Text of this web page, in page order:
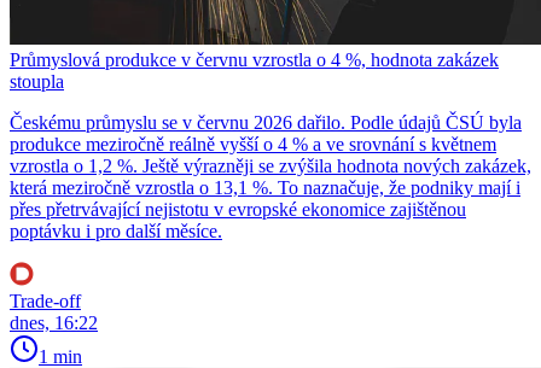
Průmyslová produkce v červnu vzrostla o 4 %, hodnota zakázek
stoupla
Českému průmyslu se v červnu 2026 dařilo. Podle údajů ČSÚ byla
produkce meziročně reálně vyšší o 4 % a ve srovnání s květnem
vzrostla o 1,2 %. Ještě výrazněji se zvýšila hodnota nových zakázek,
která meziročně vzrostla o 13,1 %. To naznačuje, že podniky mají i
přes přetrvávající nejistotu v evropské ekonomice zajištěnou
poptávku i pro další měsíce.
Trade-off
dnes, 16:22
1 min